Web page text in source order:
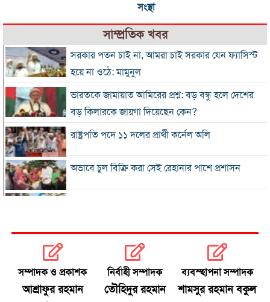
সংস্থা
সাম্প্রতিক খবর
সরকার পতন চাই না, আমরা চাই সরকার যেন ফ্যাসিস্ট
হয়ে না ওঠে: মামুনুল
ভারতকে জামায়াত আমিরের প্রশ্ন: বড় বন্ধু হলে দেশের
বড় কিলারকে জায়গা দিয়েছেন কেন?
রাষ্ট্রপতি পদে ১১ দলের প্রার্থী কর্নেল অলি
অভাবে চুল বিক্রি করা সেই রেহানার পাশে প্রশাসন
সালমান শাহ হত্যা মামলায় গ্রেপ্তার খলনায়ক ডন
অতীত ও ভুল নিয়ে নাবিলার আত্মোপলব্ধি
সম্পাদক ও প্রকাশক
আশ্রাফুর রহমান
নির্বাহী সম্পাদক
তৌহিদুর রহমান
ব্যবস্হাপনা সম্পাদক
শামসুর রহমান বকুল